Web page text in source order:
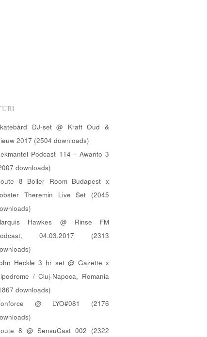
DJ-set @ Kraft Oud &
2017 (2504 downloads)
Podcast 114 - Awanto 3
downloads)
8 Boiler Room Budapest x
Theremin Live Set (2045
Hawkes @ Rinse FM
04.03.2017 (2313
Heckle 3 hr set @ Gazette x
/ Cluj-Napoca, Romania
downloads)
@ LYO#081 (2176
8 @ SensuCast 002 (2322